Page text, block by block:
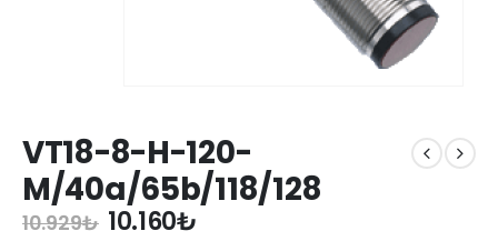
VT18-8-H-120-
M/40a/65b/118/128
10.929₺ Orijinal
10.160₺